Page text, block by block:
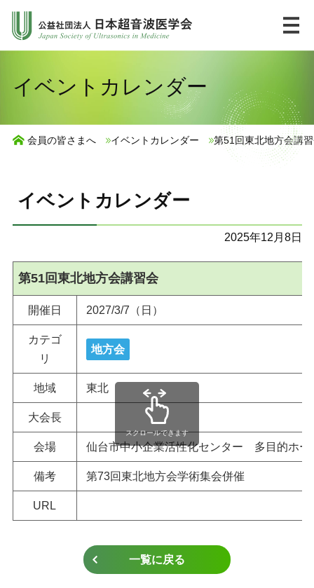
ス
学会について
ジャーナル・出版物
ガイドライン
教育・研究
認定資格
各種手続き
イベントカレンダー
会員の皆さまへ イベントカレンダー 第51回東北地方会講
イベントカレンダー
2025年12月8日
第51回東北地方会講習会
開催日 2027/3/7（日）
カテゴ
リ
地方会
地域 東北
大会長
会場 仙台市中小企業活性化センター 多目的ホー
備考 第73回東北地方会学術集会併催
URL
スクロールできます
一覧に戻る